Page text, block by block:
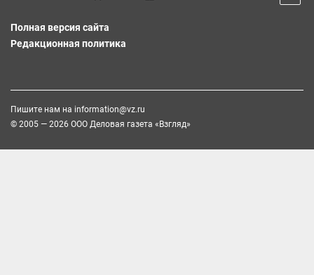
Полная версия сайта
Редакционная политика
Пишите нам на information@vz.ru
© 2005 — 2026 ООО Деловая газета «Взгляд»